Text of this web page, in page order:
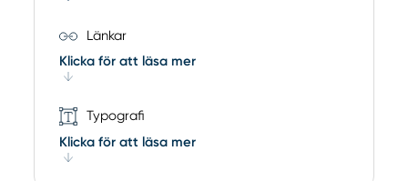
Länkar
Klicka för att läsa mer
Typografi
Klicka för att läsa mer